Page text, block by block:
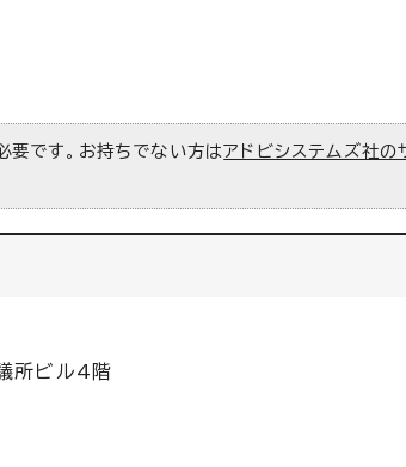
要です。お持ちでない方はアドビシステムズ社の
ビル4階